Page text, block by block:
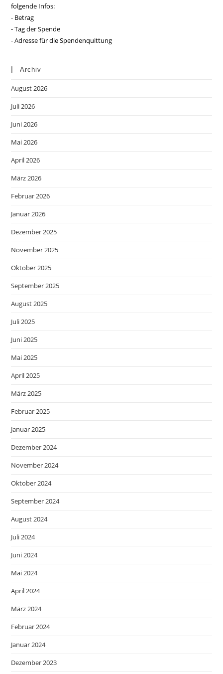
folgende Infos:
- Betrag
- Tag der Spende
- Adresse für die Spendenquittung
Archiv
August 2026
Juli 2026
Juni 2026
Mai 2026
April 2026
März 2026
Februar 2026
Januar 2026
Dezember 2025
November 2025
Oktober 2025
September 2025
August 2025
Juli 2025
Juni 2025
Mai 2025
April 2025
März 2025
Februar 2025
Januar 2025
Dezember 2024
November 2024
Oktober 2024
September 2024
August 2024
Juli 2024
Juni 2024
Mai 2024
April 2024
März 2024
Februar 2024
Januar 2024
Dezember 2023